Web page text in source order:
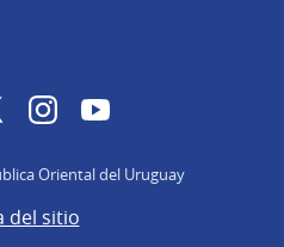
TwitterInstagramYouTube
Oriental del Uruguay
del sitio